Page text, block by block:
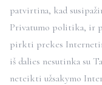
patvirtina, kad
Privatumo politika, ir
pirkti prekes
iš dalies nesutinka su
neteikti užsakymo